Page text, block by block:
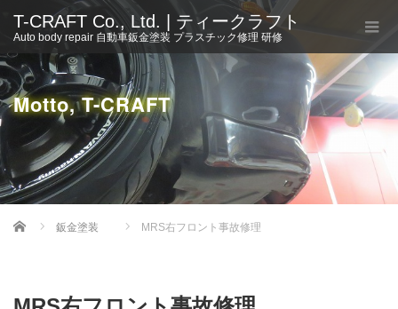
T-CRAFT Co., Ltd. | ティークラフト
Auto body repair 自動車鈑金塗装 プラスチック修理 研修
Motto, T-CRAFT
Home 鈑金塗装 MRS右フロント事故修理